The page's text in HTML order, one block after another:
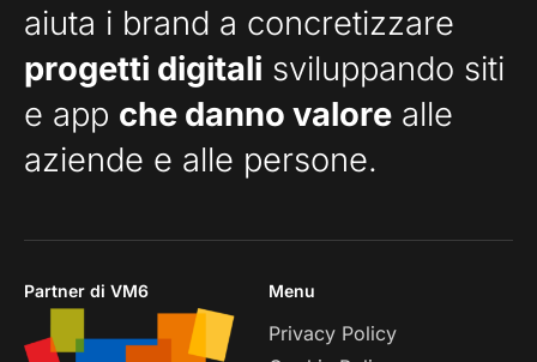
aiuta i brand a concretizzare
progetti digitali sviluppando siti
e app che danno valore alle
aziende e alle persone.
Partner di VM6 Menu
Privacy Policy